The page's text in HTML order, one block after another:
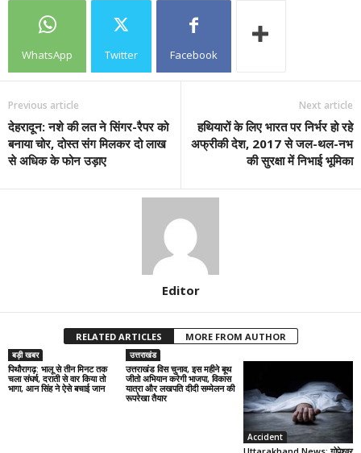
WhatsApp Twitter Facebook
Previous article
देहरादून: नशे की लत ने सिंगर-रैपर को
बनाया चोर, दोस्त संग मिलकर दो लाख
से अधिक के फोन उड़ाए
Next article
हथियारों के लिए भारत पर निर्भर हो रहे
अफ्रीकी देश, 2017 से जल-थल-नभ
की सुरक्षा में निभाई भूमिका
Editor
RELATED ARTICLES MORE FROM AUTHOR
बड़ी खबर
पिथौरागढ़: भालू से तीन मिनट तक
चला संघर्ष, दराती से वार किया तो
भागा, आन सिंह ने ऐसे बचाई जान
उत्तराखंड
उत्तराखंड विस चुनाव, इस महीने बूथ
जीतो अभियान करेगी भाजपा, विकास
यात्रा और लखपति दीदी सम्मेलन की
रूपरेखा तैयार
Accident